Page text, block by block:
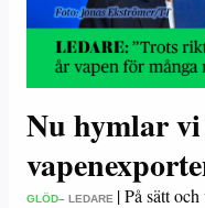
Nu hymlar vi
GLÖD– LEDARE |På sätt